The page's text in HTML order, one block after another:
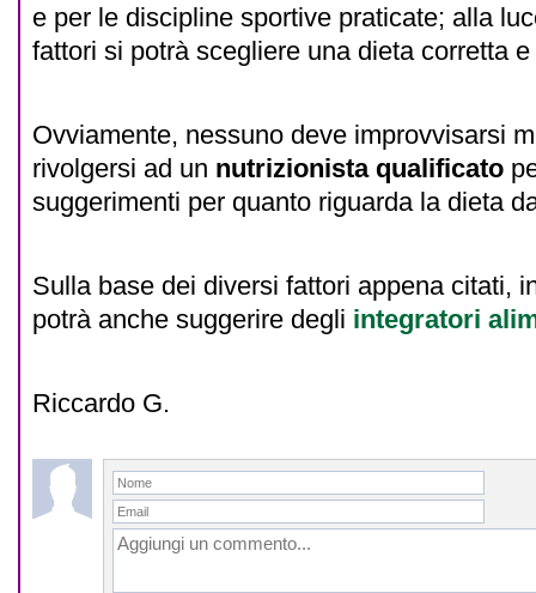
e per le discipline sportive praticate; alla
fattori si potrà scegliere una dieta corretta
Ovviamente, nessuno deve improvvisarsi
rivolgersi ad un nutrizionista qualificato
suggerimenti per quanto riguarda la dieta
Sulla base dei diversi fattori appena citati,
potrà anche suggerire degli integratori
Riccardo G.